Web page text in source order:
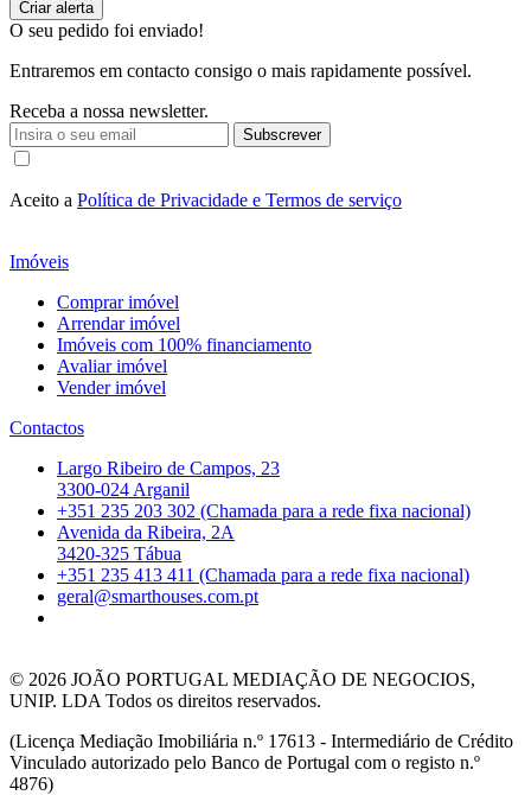
O seu pedido foi enviado!
Entraremos em contacto consigo o mais rapidamente possível.
Receba a nossa newsletter.
Subscrever
Aceito a Política de Privacidade e Termos de serviço
Imóveis
Comprar imóvel
Arrendar imóvel
Imóveis com 100% financiamento
Avaliar imóvel
Vender imóvel
Contactos
Largo Ribeiro de Campos, 23
3300-024 Arganil
+351 235 203 302 (Chamada para a rede fixa nacional)
Avenida da Ribeira, 2A
3420-325 Tábua
+351 235 413 411 (Chamada para a rede fixa nacional)
geral@smarthouses.com.pt
© 2026 JOÃO PORTUGAL MEDIAÇÃO DE NEGOCIOS,
UNIP. LDA Todos os direitos reservados.
(Licença Mediação Imobiliária n.º 17613 - Intermediário de Crédito
Vinculado autorizado pelo Banco de Portugal com o registo n.º
4876)